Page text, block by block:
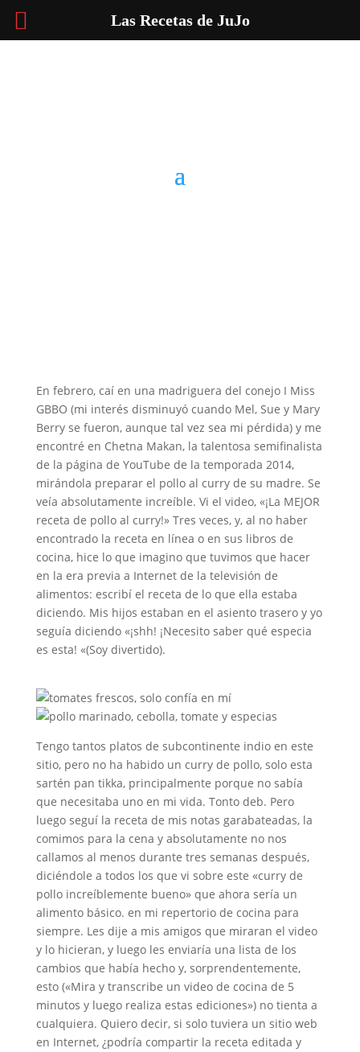
En febrero, caí en una madriguera del conejo I Miss
GBBO (mi interés disminuyó cuando Mel, Sue y Mary
Berry se fueron, aunque tal vez sea mi pérdida) y me
encontré en Chetna Makan, la talentosa semifinalista
de la página de YouTube de la temporada 2014,
mirándola preparar el pollo al curry de su madre. Se
veía absolutamente increíble. Vi el video, «¡La MEJOR
receta de pollo al curry!» Tres veces, y, al no haber
encontrado la receta en línea o en sus libros de
cocina, hice lo que imagino que tuvimos que hacer
en la era previa a Internet de la televisión de
alimentos: escribí el receta de lo que ella estaba
diciendo. Mis hijos estaban en el asiento trasero y yo
seguía diciendo «¡shh! ¡Necesito saber qué especia
es esta! «(Soy divertido).
Tengo tantos platos de subcontinente indio en este
sitio, pero no ha habido un curry de pollo, solo esta
sartén pan tikka, principalmente porque no sabía
que necesitaba uno en mi vida. Tonto deb. Pero
luego seguí la receta de mis notas garabateadas, la
comimos para la cena y absolutamente no nos
callamos al menos durante tres semanas después,
diciéndole a todos los que vi sobre este «curry de
pollo increíblemente bueno» que ahora sería un
alimento básico. en mi repertorio de cocina para
siempre. Les dije a mis amigos que miraran el video
y lo hicieran, y luego les enviaría una lista de los
cambios que había hecho y, sorprendentemente,
esto («Mira y transcribe un video de cocina de 5
minutos y luego realiza estas ediciones») no tienta a
cualquiera. Quiero decir, si solo tuviera un sitio web
en Internet, ¿podría compartir la receta editada y
Las Recetas de JuJo